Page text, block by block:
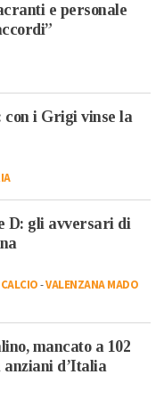
e personale
i Grigi vinse la
D: gli avversari di
-VALENZANA MADO
mancato a 102
d’Italia